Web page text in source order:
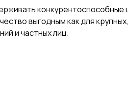
конкурентоспособные
выгодным как для
и частных лиц.